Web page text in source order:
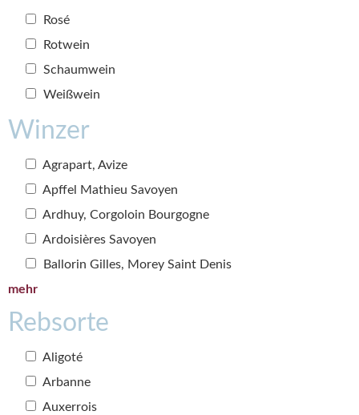
Rosé
Rotwein
Schaumwein
Weißwein
Winzer
Agrapart, Avize
Apffel Mathieu Savoyen
Ardhuy, Corgoloin Bourgogne
Ardoisières Savoyen
Ballorin Gilles, Morey Saint Denis
mehr
Rebsorte
Aligoté
Arbanne
Auxerrois